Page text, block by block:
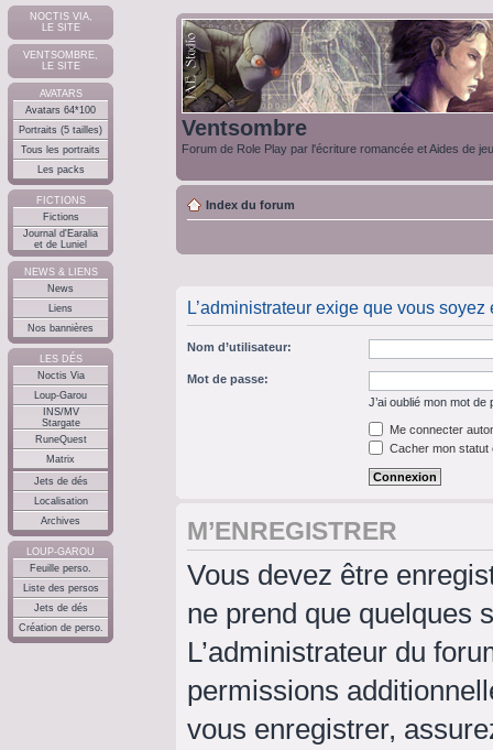
NOCTIS VIA,
LE SITE
VENTSOMBRE,
LE SITE
AVATARS
Avatars 64*100
Portraits (5 tailles)
Tous les portraits
Les packs
FICTIONS
Fictions
Journal d'Earalia
et de Luniel
NEWS & LIENS
News
Liens
Nos bannières
LES DÉS
Noctis Via
Loup-Garou
INS/MV
Stargate
RuneQuest
Matrix
Jets de dés
Localisation
Archives
LOUP-GAROU
Feuille perso.
Liste des persos
Jets de dés
Création de perso.
Ventsombre
Forum de Role Play par l'écriture romancée et Aides de
Index du forum
L’administrateur exige que vous
Nom d’utilisateur:
Mot de passe:
J’ai oublié mon mot de
Me connecter
Cacher mon statut
M’ENREGISTRER
Vous devez être
ne prend que quelques
L’administrateur du
permissions
vous enregistrer,